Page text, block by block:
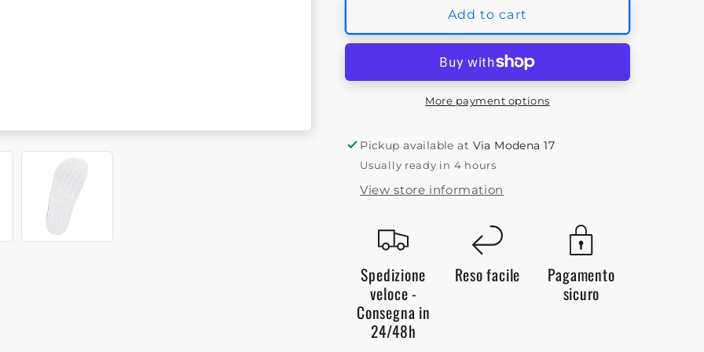
Adilette
Shower
Unisex
Adidas
Adilette
Shower
Ciabatte
Unisex
Bianco
Add to cart
More payment options
Pickup available at Via Modena 17
Usually ready in 4 hours
View store information
Spedizione
veloce -
Consegna in
24/48h
Reso facile
Pagamento
sicuro